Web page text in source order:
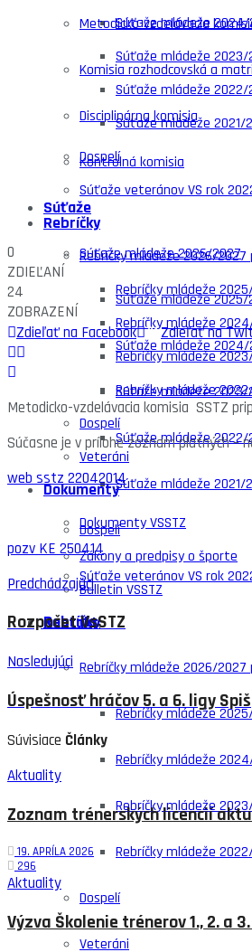
Súťaže mládeže 2024/
Súťaže mládeže 2023/
Súťaže mládeže 2022/
Súťaže mládeže 2021/
Dospelí
Súťaže veteránov VS rok
Rebríčky
Rebríčky mládeže 2026/2027
Rebríčky mládeže
Rebríčky mládeže
Rebríčky mládeže
Rebríčky mládeže
Dospelí
Veteráni
Dokumenty
Dokumenty VSSTZ
Zákony a predpisy o športe
Bulletin VSSTZ
Kontakt
Metodicko-vzdelávacia
Komisia rozhodcovská a
Disciplinárna komisia
Kontrolná komisia
Súťaže
Súťaže mládeže 2026/2027
Súťaže mládeže 2025/
Súťaže mládeže 2024/
Súťaže mládeže
Súťaže mládeže 2022/
Súťaže mládeže 2021/
Dospelí
Súťaže veteránov VS rok
Rebríčky
Rebríčky mládeže 2026/2027
Rebríčky mládeže
Rebríčky mládeže
Rebríčky mládeže
Rebríčky mládeže
Dospelí
Veteráni
0
ZDIEĽANÍ
24
ZOBRAZENÍ
Zdieľať na Facebook
Zdieľať na
Metodicko-vzdelávacia komisia SSTZ
Súčasne je v prílohe zoznam platných –
web sstz 22042014
pozv KE 250414
Predchádzajúci
Rozpočet VsSTZ
Nasledujúci
Úspešnosť hráčov 5. a 6. ligy Spiš
Súvisiace Články
Aktuality
Zoznam trénerských licencií
19. APRÍLA 2026
296
Aktuality
Výzva Školenie trénerov 1., 2. a